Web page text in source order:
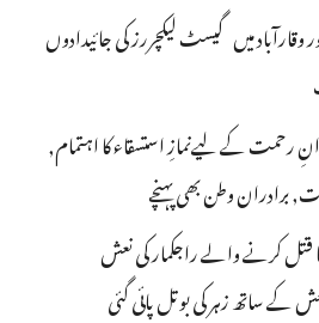
وقارآباد میں گیسٹ لیکچررز کی جائیدادوں
رحمت کے لیےنمازِ استسقاء کا اہتمام,
برادران وطن بھی پہنچے
آباد میں 6 ا فراد کا قتل کرنے والے راجکمار کی نعش
کے ساتھ زہر کی بوتل پائی گئی